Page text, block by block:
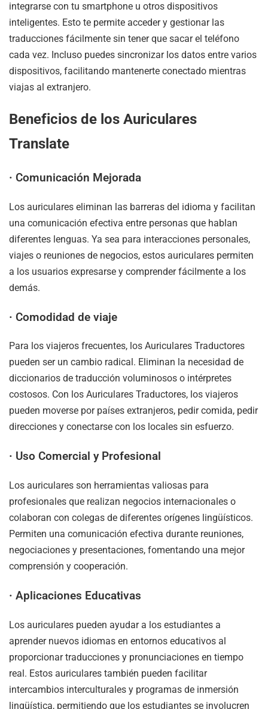
integrarse con tu smartphone u otros dispositivos
inteligentes. Esto te permite acceder y gestionar las
traducciones fácilmente sin tener que sacar el teléfono
cada vez. Incluso puedes sincronizar los datos entre varios
dispositivos, facilitando mantenerte conectado mientras
viajas al extranjero.
Beneficios de los Auriculares
Translate
· Comunicación Mejorada
Los auriculares eliminan las barreras del idioma y facilitan
una comunicación efectiva entre personas que hablan
diferentes lenguas. Ya sea para interacciones personales,
viajes o reuniones de negocios, estos auriculares permiten
a los usuarios expresarse y comprender fácilmente a los
demás.
· Comodidad de viaje
Para los viajeros frecuentes, los Auriculares Traductores
pueden ser un cambio radical. Eliminan la necesidad de
diccionarios de traducción voluminosos o intérpretes
costosos. Con los Auriculares Traductores, los viajeros
pueden moverse por países extranjeros, pedir comida, pedir
direcciones y conectarse con los locales sin esfuerzo.
· Uso Comercial y Profesional
Los auriculares son herramientas valiosas para
profesionales que realizan negocios internacionales o
colaboran con colegas de diferentes orígenes lingüísticos.
Permiten una comunicación efectiva durante reuniones,
negociaciones y presentaciones, fomentando una mejor
comprensión y cooperación.
· Aplicaciones Educativas
Los auriculares pueden ayudar a los estudiantes a
aprender nuevos idiomas en entornos educativos al
proporcionar traducciones y pronunciaciones en tiempo
real. Estos auriculares también pueden facilitar
intercambios interculturales y programas de inmersión
lingüística, permitiendo que los estudiantes se involucren